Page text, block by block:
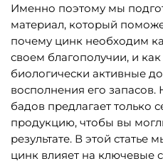
Именно поэтому мы
материал, который
почему цинк необходим
своем благополучии, и
биологически активные
восполнения его
бадов предлагает только
продукцию, чтобы вы
результате. В этой статье
цинк влияет на ключевые